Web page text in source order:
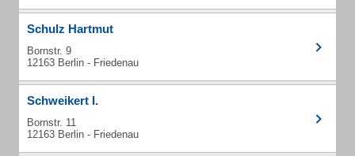
Schulz Hartmut
Bornstr. 9
12163 Berlin - Friedenau
Schweikert I.
Bornstr. 11
12163 Berlin - Friedenau